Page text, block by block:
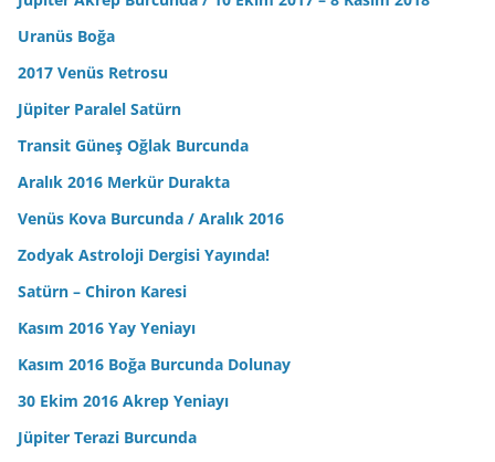
Uranüs Boğa
2017 Venüs Retrosu
Jüpiter Paralel Satürn
Transit Güneş Oğlak Burcunda
Aralık 2016 Merkür Durakta
Venüs Kova Burcunda / Aralık 2016
Zodyak Astroloji Dergisi Yayında!
Satürn – Chiron Karesi
Kasım 2016 Yay Yeniayı
Kasım 2016 Boğa Burcunda Dolunay
30 Ekim 2016 Akrep Yeniayı
Jüpiter Terazi Burcunda